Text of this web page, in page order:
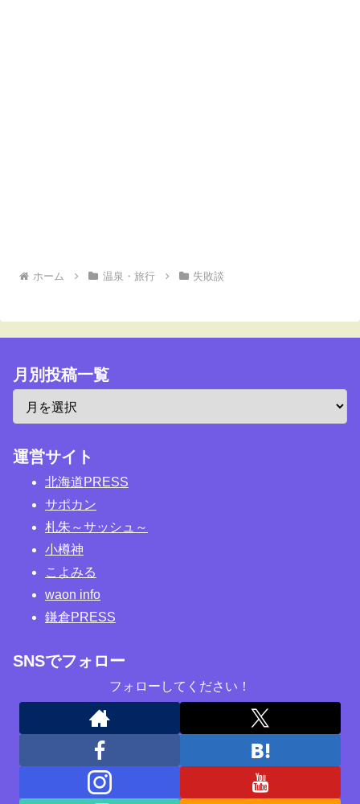
ホーム 温泉・旅行 失敗談
月別投稿一覧
運営サイト
北海道PRESS
サポカン
札朱～サッシュ～
小樽神
こよみる
waon info
鎌倉PRESS
SNSでフォロー
フォローしてください！